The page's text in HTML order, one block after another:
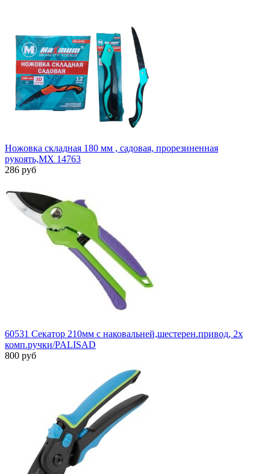
Ножовка складная 180 мм , садовая, прорезиненная
рукоять,MX 14763
286 руб
60531 Секатор 210мм с наковальней,шестерен.привод, 2х
комп.ручки/PALISAD
800 руб